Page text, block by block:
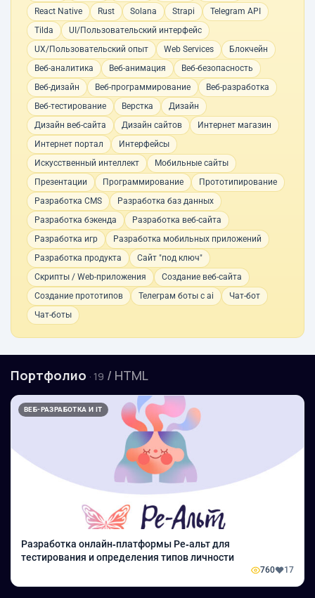
React Native
Rust Solana Strapi
Telegram API
Tilda
UI/Пользовательский интерфейс
UX/Пользовательский опыт
Web Services
Блокчейн
Веб-аналитика
Веб-анимация
Веб-безопасность
Веб-дизайн
Веб-программирование
Веб-разработка
Веб-тестирование
Верстка
Дизайн
Дизайн веб-сайта
Дизайн сайтов
Интернет магазин
Интернет портал
Интерфейсы
Искусственный интеллект
Мобильные сайты
Презентации
Программирование
Прототипирование
Разработка CMS
Разработка баз данных
Разработка бэкенда
Разработка веб-сайта
Разработка игр
Разработка мобильных приложений
Разработка продукта
Сайт "под ключ"
Скрипты / Web-приложения
Создание веб-сайта
Создание прототипов
Телеграм боты с ai
Чат-бот
Чат-боты
Портфолио · 19 / HTML
ВЕБ-РАЗРАБОТКА И IT
Разработка онлайн‑платформы Рe‑альт для
тестирования и определения типов личности
760 17